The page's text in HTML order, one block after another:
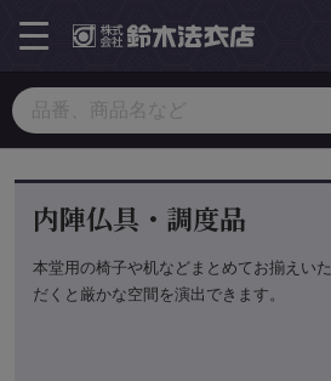
toggle
navigation
内陣仏具・調度品
本堂用の椅子や机などまとめてお揃えいた
だくと厳かな空間を演出できます。